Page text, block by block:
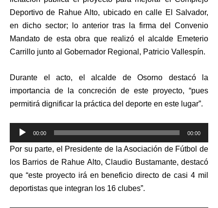
Deportivo de Rahue Alto, ubicado en calle El Salvador,
en dicho sector; lo anterior tras la firma del Convenio
Mandato de esta obra que realizó el alcalde Emeterio
Carrillo junto al Gobernador Regional, Patricio Vallespín.
Durante el acto, el alcalde de Osorno destacó la
importancia de la concreción de este proyecto, “pues
permitirá dignificar la práctica del deporte en este lugar”.
Reproductor
de
audio
00:00 00:00
Por su parte, el Presidente de la Asociación de Fútbol de
los Barrios de Rahue Alto, Claudio Bustamante, destacó
que “este proyecto irá en beneficio directo de casi 4 mil
deportistas que integran los 16 clubes”.